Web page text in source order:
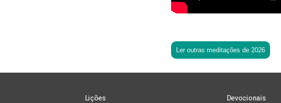
Ler outras meditações de 2026
Lições Devocionais